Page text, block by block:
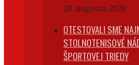
28. augusta 2020
OTESTOVALI SME
STOLNOTENISOVÉ
ŠPORTOVEJ TRIEDY